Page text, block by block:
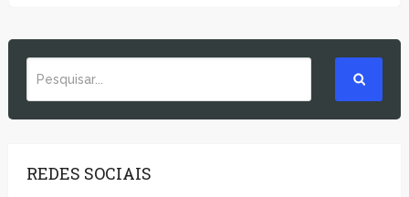
REDES SOCIAIS